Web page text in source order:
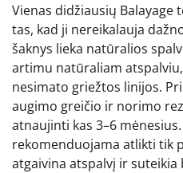
Vienas didžiausių Balayage
tas, kad ji nereikalauja
šaknys lieka natūralios
artimu natūraliam
nesimato griežtos linijos.
augimo greičio ir norimo
atnaujinti kas 3–6
rekomenduojama atlikti tik
atgaivina atspalvį ir suteikia